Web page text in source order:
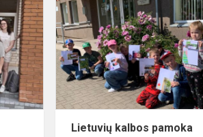
išvyka
„Kuo
ypatingas
Žeimių
miestelis?“
Lietuvių kalbos pamoka